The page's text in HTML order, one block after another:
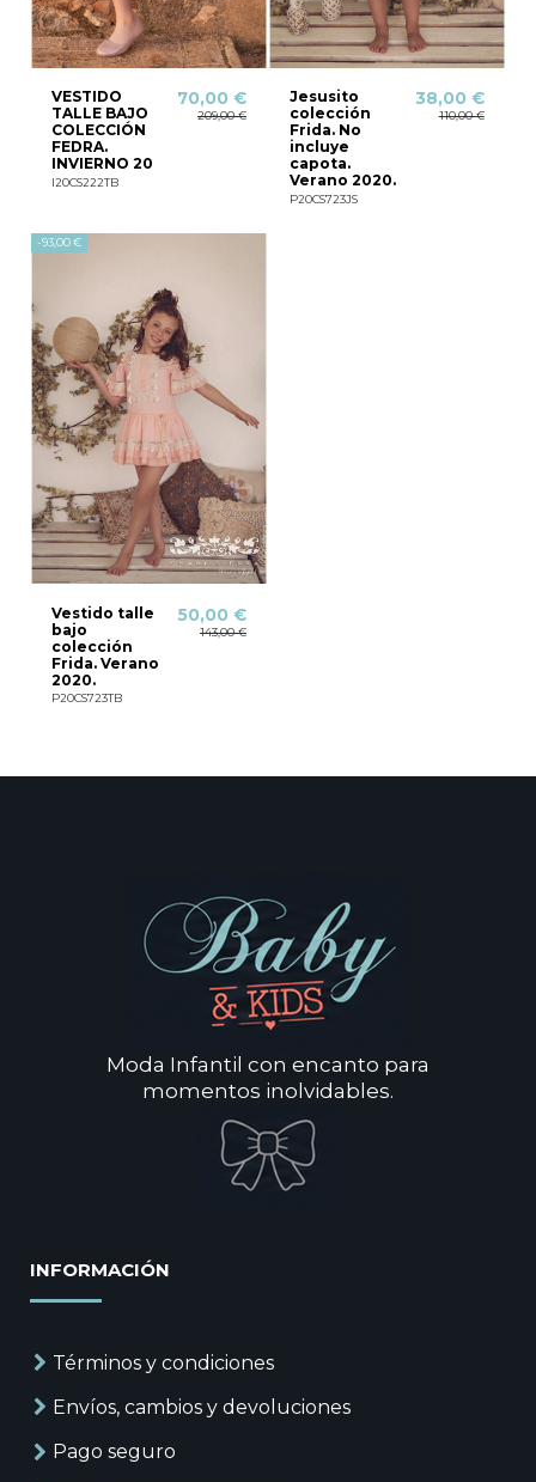
VESTIDO
TALLE BAJO
COLECCIÓN
FEDRA.
INVIERNO 20
I20CS222TB
70,00 €
209,00 €
Jesusito
colección
Frida. No
incluye
capota.
Verano 2020.
P20CS723JS
38,00 €
110,00 €
-93,00 €
Vestido talle
bajo
colección
Frida. Verano
2020.
P20CS723TB
50,00 €
143,00 €
Moda Infantil con encanto para
momentos inolvidables.
INFORMACIÓN
Términos y condiciones
Envíos, cambios y devoluciones
Pago seguro